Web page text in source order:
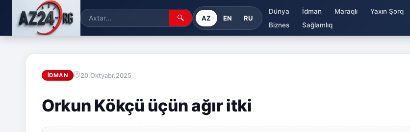
🔍 AZ EN RU
Dünya İdman Maraqlı Yaxın Şərq
Biznes
Sağlamlıq
İDMAN 20.Oktyabr.2025
Orkun Kökçü üçün ağır itki